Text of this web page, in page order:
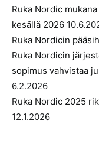
Ruka Nordic
kesällä 2026
Ruka Nordicin
Ruka Nordicin
sopimus vahvistaa
6.2.2026
Ruka Nordic 2025
12.1.2026